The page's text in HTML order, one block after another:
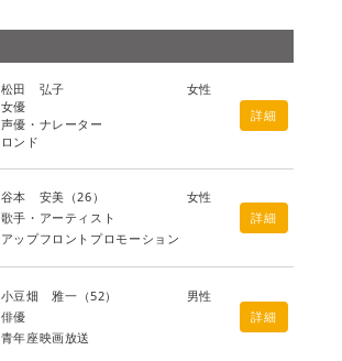
松田 弘子
女性
女優
声優・ナレーター
ロンド
詳細
谷本 安美 （26）
女性
歌手・アーティスト
アップフロントプロモーション
詳細
小豆畑 雅一 （52）
男性
俳優
青年座映画放送
詳細